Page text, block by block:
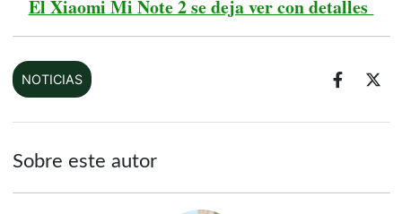
El Xiaomi Mi Note 2 se deja ver con detalles
NOTICIAS
Sobre este autor